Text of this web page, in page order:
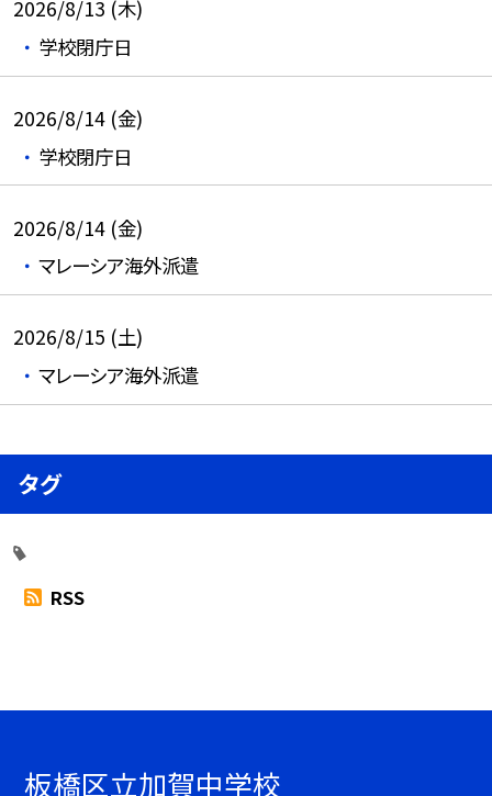
2026/8/13 (木)
学校閉庁日
2026/8/14 (金)
学校閉庁日
2026/8/14 (金)
マレーシア海外派遣
2026/8/15 (土)
マレーシア海外派遣
タグ
RSS
板橋区立加賀中学校